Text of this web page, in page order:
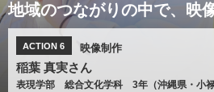
地域のつながりの中で、映
ACTION 6 映像制作
稲葉 真実さん
表現学部 総合文化学科 3年（沖縄県・小禄